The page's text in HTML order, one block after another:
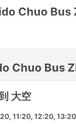
Chuo Bus
Bus ZHKC2的
Chuo Bus
大空
11:20, 12:20,